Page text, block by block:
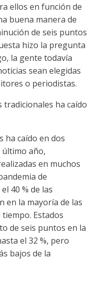
ellos en función de
buena manera de
de seis puntos
hizo la pregunta
la gente todavía
sean elegidas
o periodistas.
tradicionales ha caído
ha caído en dos
año,
en muchos
de
40 % de las
en la mayoría de las
Estados
de seis puntos en la
el 32 %, pero
bajos de la